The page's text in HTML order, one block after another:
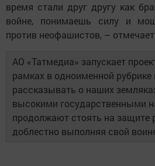
время стали друг другу как
войне, понимаешь силу и
против неофашистов, –
АО «Татмедиа» запускает
рамках в одноименной
рассказывать о наших
высокими государственными
продолжают стоять на защите
доблестно выполняя свой